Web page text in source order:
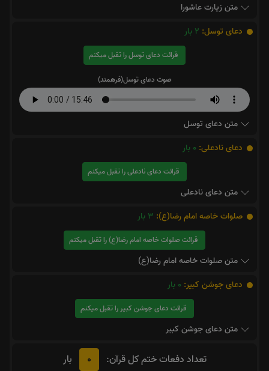
متن زیارت عاشورا
دعای توسل: 2 بار
قرائت دعای توسل را تقبل میکنم
صوت دعای توسل(فرهمند)
متن دعای توسل
دعای نادعلی: 0 بار
قرائت دعای نادعلی را تقبل میکنم
متن دعای نادعلی
صلوات خاصه امام رضا(ع): 3 بار
قرائت صلوات خاصه امام رضا(ع) را تقبل میکنم
متن صلوات خاصه امام رضا(ع)
دعای جوشن کبیر: 0 بار
قرائت دعای جوشن کبیر را تقبل میکنم
متن دعای جوشن کبیر
تعداد دفعات ختم کل قرآن: 0 بار